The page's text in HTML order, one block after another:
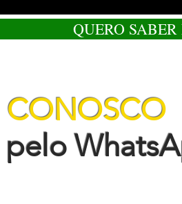
QUERO
CONOSCO